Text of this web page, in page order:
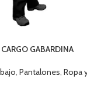
GABARDINA
, Pantalones, Ropa